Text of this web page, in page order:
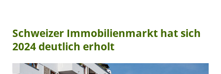
Schweizer Immobilienmarkt hat sich
2024 deutlich erholt